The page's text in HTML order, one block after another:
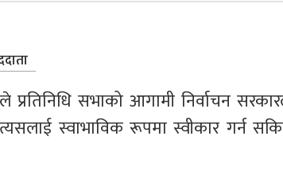
प्रतिनिधि सभाको आगामी निर्वाचन
स्वाभाविक रूपमा स्वीकार गर्न